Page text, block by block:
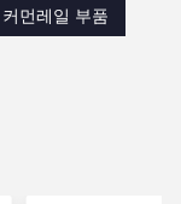
커먼레일 부품